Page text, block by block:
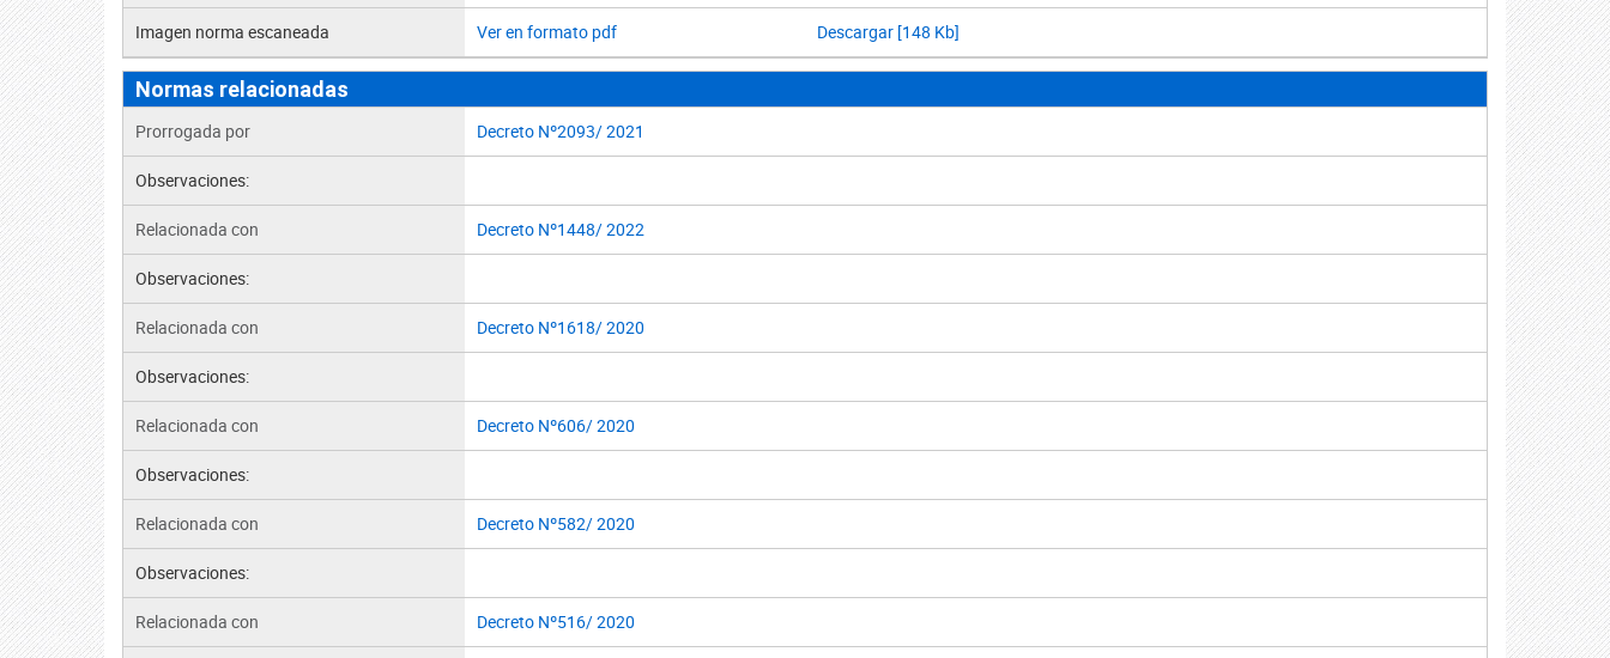
Imagen norma escaneada Ver en formato pdf Descargar [148 Kb]
Normas relacionadas
Prorrogada por Decreto Nº2093/ 2021
Observaciones:
Relacionada con Decreto Nº1448/ 2022
Observaciones:
Relacionada con Decreto Nº1618/ 2020
Observaciones:
Relacionada con Decreto Nº606/ 2020
Observaciones:
Relacionada con Decreto Nº582/ 2020
Observaciones:
Relacionada con Decreto Nº516/ 2020